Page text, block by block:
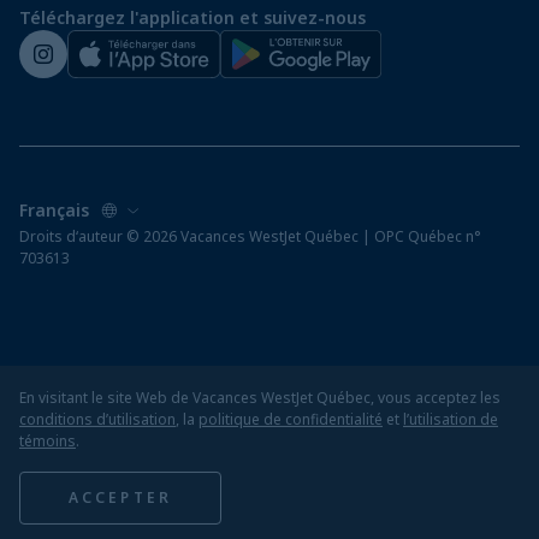
Salle de presse de WestJet
Téléchargez l'application et suivez-nous
Droits d‘auteur © 2026 Vacances WestJet Québec | OPC Québec n°
703613
En visitant le site Web de Vacances WestJet Québec, vous acceptez les
conditions d’utilisation, la politique de confidentialité et l’utilisation de
témoins.
ACCEPTER